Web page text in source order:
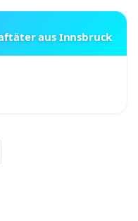
aus Innsbruck